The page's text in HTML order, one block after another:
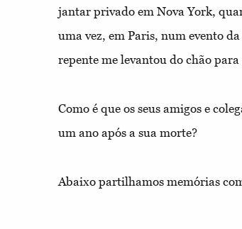
jantar privado em Nova York,
uma vez, em Paris, num evento
repente me levantou do chão
Como é que os seus amigos e
um ano após a sua morte?
Abaixo partilhamos memórias